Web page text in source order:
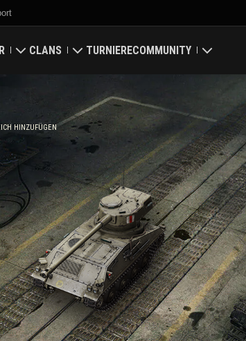
Ratgeber
Fairplay
Game Center
CLANS
Weltkarte
Clanwertungen
TURNIERECOMMUNITY
Spieler suchen
Empfehle einen Freund
Discord
Mod-Hub
Medien
HINZUFÜGEN